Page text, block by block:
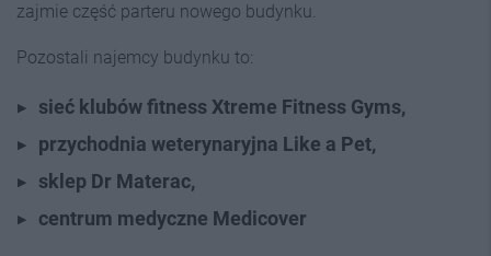
zajmie część parteru nowego budynku.
Pozostali najemcy budynku to:
sieć klubów fitness Xtreme Fitness Gyms,
przychodnia weterynaryjna Like a Pet,
sklep Dr Materac,
centrum medyczne Medicover